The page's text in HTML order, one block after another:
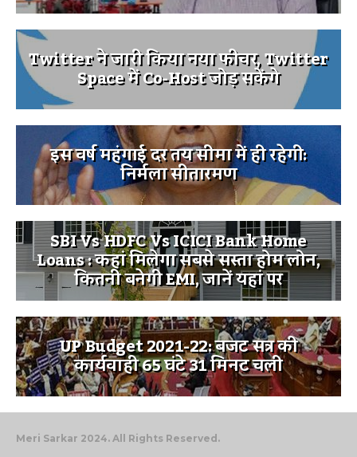
Twitter ने जारी किया नया फीचर, Twitter
Space में Co-Host जोड़ सकेंगे
इस वर्ष महंगाई दर तय सीमा में ही रहेगी:
निर्मला सीतारमण
SBI Vs HDFC Vs ICICI Bank Home
Loans : कहां मिलेगा सबसे सस्ता होम लोन,
कितनी बनेगी EMI, जानें यहां पर
UP Budget 2021-22: बजट सत्र की
कार्यवाही 65 घंटे 31 मिनट चली
Meri Sarkar 2024. All Rights Reserved.